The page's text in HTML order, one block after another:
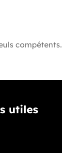
compétents.
utiles